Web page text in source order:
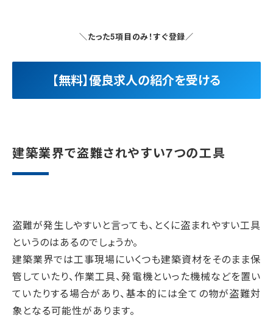
＼たった5項目のみ！すぐ登録／
【無料】優良求人の紹介を受ける
建築業界で盗難されやすい7つの工具
盗難が発生しやすいと言っても、とくに盗まれやすい工具
というのはあるのでしょうか。
建築業界では工事現場にいくつも建築資材をそのまま保
管していたり、作業工具、発電機といった機械などを置い
ていたりする場合があり、基本的には全ての物が盗難対
象となる可能性があります。